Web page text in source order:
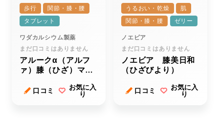
歩行
関節・膝・腰
タブレット
ワダカルシウム製薬
まだ口コミはありません
アルークα（アルフ
ァ）膝（ひざ）マス
口コミ
お気に入
り
うるおい・乾燥
肌
関節・膝・腰
ゼリー
ノエビア
まだ口コミはありません
ノエビア 膝美日和
（ひざびより）
口コミ
お気に入
り